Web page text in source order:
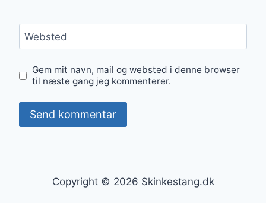
Websted
Gem mit navn, mail og websted i denne browser
til næste gang jeg kommenterer.
Copyright © 2026 Skinkestang.dk